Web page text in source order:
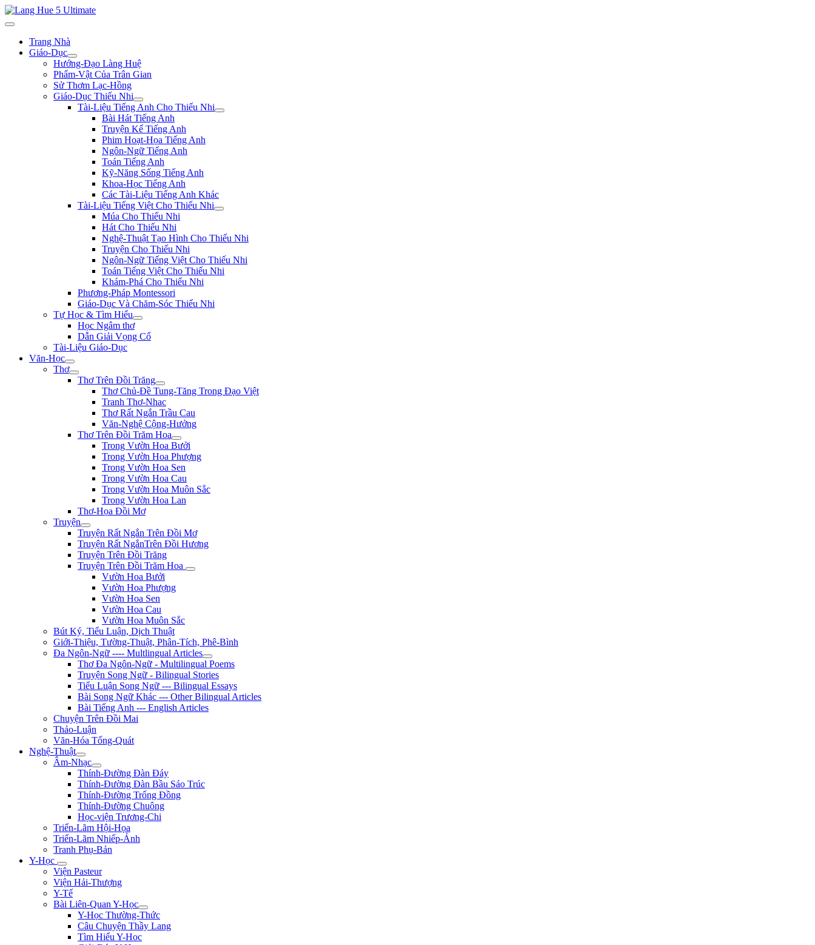
Trang Nhà
Giáo-Dục
Hướng-Đạo Làng Huệ
Phẩm-Vật Của Trân Gian
Sử Thơm Lạc-Hồng
Giáo-Dục Thiếu Nhi
Tài-Liệu Tiếng Anh Cho Thiếu Nhi
Bài Hát Tiếng Anh
Truyện Kể Tiếng Anh
Phim Hoạt-Họa Tiếng Anh
Ngôn-Ngữ Tiếng Anh
Toán Tiếng Anh
Kỹ-Năng Sống Tiếng Anh
Khoa-Học Tiếng Anh
Các Tài-Liệu Tiếng Anh Khác
Tài-Liệu Tiếng Việt Cho Thiếu Nhi
Múa Cho Thiếu Nhi
Hát Cho Thiếu Nhi
Nghệ-Thuật Tạo Hình Cho Thiếu Nhi
Truyện Cho Thiếu Nhi
Ngôn-Ngữ Tiếng Việt Cho Thiếu Nhi
Toán Tiếng Việt Cho Thiếu Nhi
Khám-Phá Cho Thiếu Nhi
Phương-Pháp Montessori
Giáo-Dục Và Chăm-Sóc Thiếu Nhi
Tự Học & Tìm Hiểu
Học Ngâm thơ
Dẫn Giải Vọng Cổ
Tài-Liệu Giáo-Dục
Văn-Học
Thơ
Thơ Trên Đồi Trăng
Thơ Chủ-Đề Tung-Tăng Trong Đạo Việt
Tranh Thơ-Nhac
Thơ Rất Ngắn Trầu Cau
Văn-Nghệ Cộng-Hưởng
Thơ Trên Đồi Trăm Hoa
Trong Vườn Hoa Bưởi
Trong Vườn Hoa Phượng
Trong Vườn Hoa Sen
Trong Vườn Hoa Cau
Trong Vườn Hoa Muôn Sắc
Trong Vườn Hoa Lan
Thơ-Họa Đồi Mơ
Truyện
Truyện Rất Ngắn Trên Đồi Mơ
Truyện Rất NgắnTrên Đồi Hương
Truyện Trên Đồi Trăng
Truyện Trên Đồi Trăm Hoa
Vườn Hoa Bưởi
Vườn Hoa Phượng
Vườn Hoa Sen
Vườn Hoa Cau
Vườn Hoa Muôn Sắc
Bút Ký, Tiểu Luận, Dịch Thuật
Giới-Thiệu, Tường-Thuật, Phân-Tích, Phê-Bình
Đa Ngôn-Ngữ ---- Multlingual Articles
Thơ Đa Ngôn-Ngữ - Multilingual Poems
Truyện Song Ngữ - Bilingual Stories
Tiểu Luận Song Ngữ --- Bilingual Essays
Bài Song Ngữ Khác --- Other Bilingual Articles
Bài Tiếng Anh --- English Articles
Chuyện Trên Đồi Mai
Thảo-Luận
Văn-Hóa Tổng-Quát
Nghệ-Thuật
Âm-Nhạc
Thính-Đường Đàn Đáy
Thính-Đường Đàn Bầu Sáo Trúc
Thính-Đường Trống Đồng
Thính-Đường Chuông
Học-viện Trương-Chi
Triển-Lãm Hội-Họa
Triển-Lãm Nhiếp-Ảnh
Tranh Phụ-Bản
Y-Học
Viện Pasteur
Viện Hải-Thượng
Y-Tế
Bài Liên-Quan Y-Học
Y-Học Thường-Thức
Câu Chuyện Thầy Lang
Tìm Hiểu Y-Hoc